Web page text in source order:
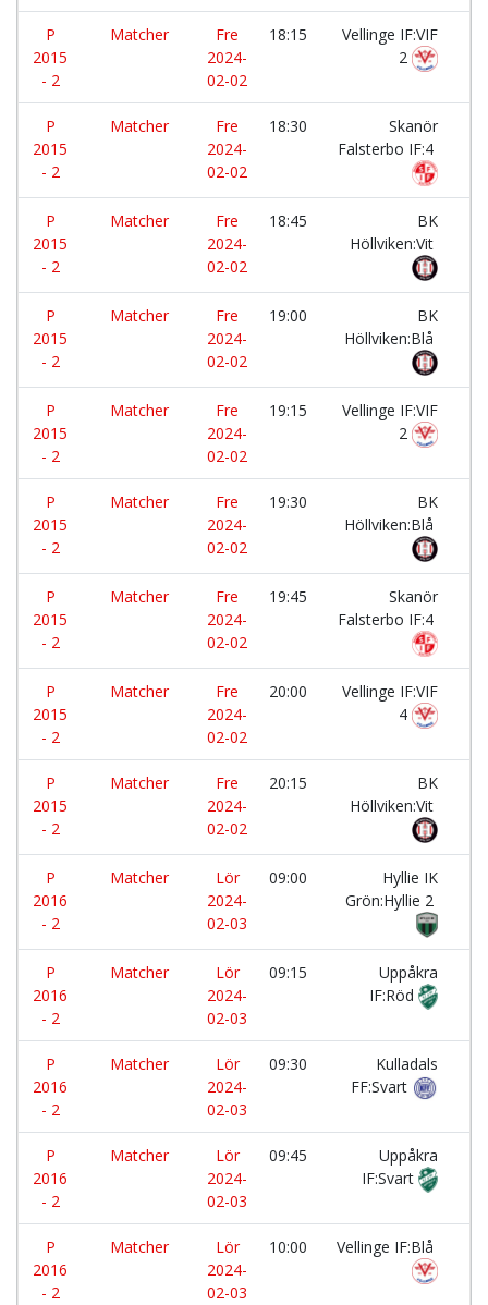
P
2015
- 2
Matcher
Fre
2024-
02-02
18:15
Vellinge IF:VIF
2
P
2015
- 2
Matcher
Fre
2024-
02-02
18:30
Skanör
Falsterbo IF:4
P
2015
- 2
Matcher
Fre
2024-
02-02
18:45
BK
Höllviken:Vit
P
2015
- 2
Matcher
Fre
2024-
02-02
19:00
BK
Höllviken:Blå
P
2015
- 2
Matcher
Fre
2024-
02-02
19:15
Vellinge IF:VIF
2
P
2015
- 2
Matcher
Fre
2024-
02-02
19:30
BK
Höllviken:Blå
P
2015
- 2
Matcher
Fre
2024-
02-02
19:45
Skanör
Falsterbo IF:4
P
2015
- 2
Matcher
Fre
2024-
02-02
20:00
Vellinge IF:VIF
4
P
2015
- 2
Matcher
Fre
2024-
02-02
20:15
BK
Höllviken:Vit
P
2016
- 2
Matcher
Lör
2024-
02-03
09:00
Hyllie IK
Grön:Hyllie 2
P
2016
- 2
Matcher
Lör
2024-
02-03
09:15
Uppåkra
IF:Röd
P
2016
- 2
Matcher
Lör
2024-
02-03
09:30
Kulladals
FF:Svart
P
2016
- 2
Matcher
Lör
2024-
02-03
09:45
Uppåkra
IF:Svart
P
2016
- 2
Matcher
Lör
2024-
02-03
10:00 Vellinge IF:Blå